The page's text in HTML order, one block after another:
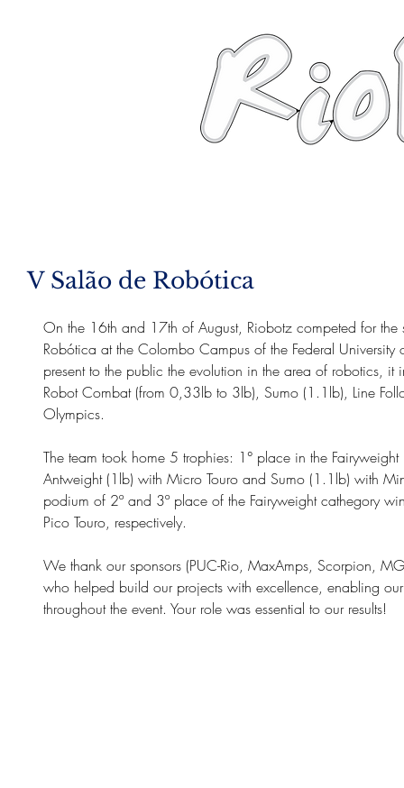
V Salão de Robótica
On the 16th and 17th of August, Riobotz competed for
Robótica at the Colombo Campus of the Federal
present to the public the evolution in the area of robotics,
Robot Combat (from 0,33lb to 3lb), Sumo (1.1lb), Line
Olympics.
The team took home 5 trophies: 1° place in the
Antweight (1lb) with Micro Touro and Sumo (1.1lb) with
podium of 2º and 3º place of the Fairyweight cathegory
Pico Touro, respectively.
We thank our sponsors (PUC-Rio, MaxAmps, Scorpion,
who helped build our projects with excellence, enabling
throughout the event. Your role was essential to our results!